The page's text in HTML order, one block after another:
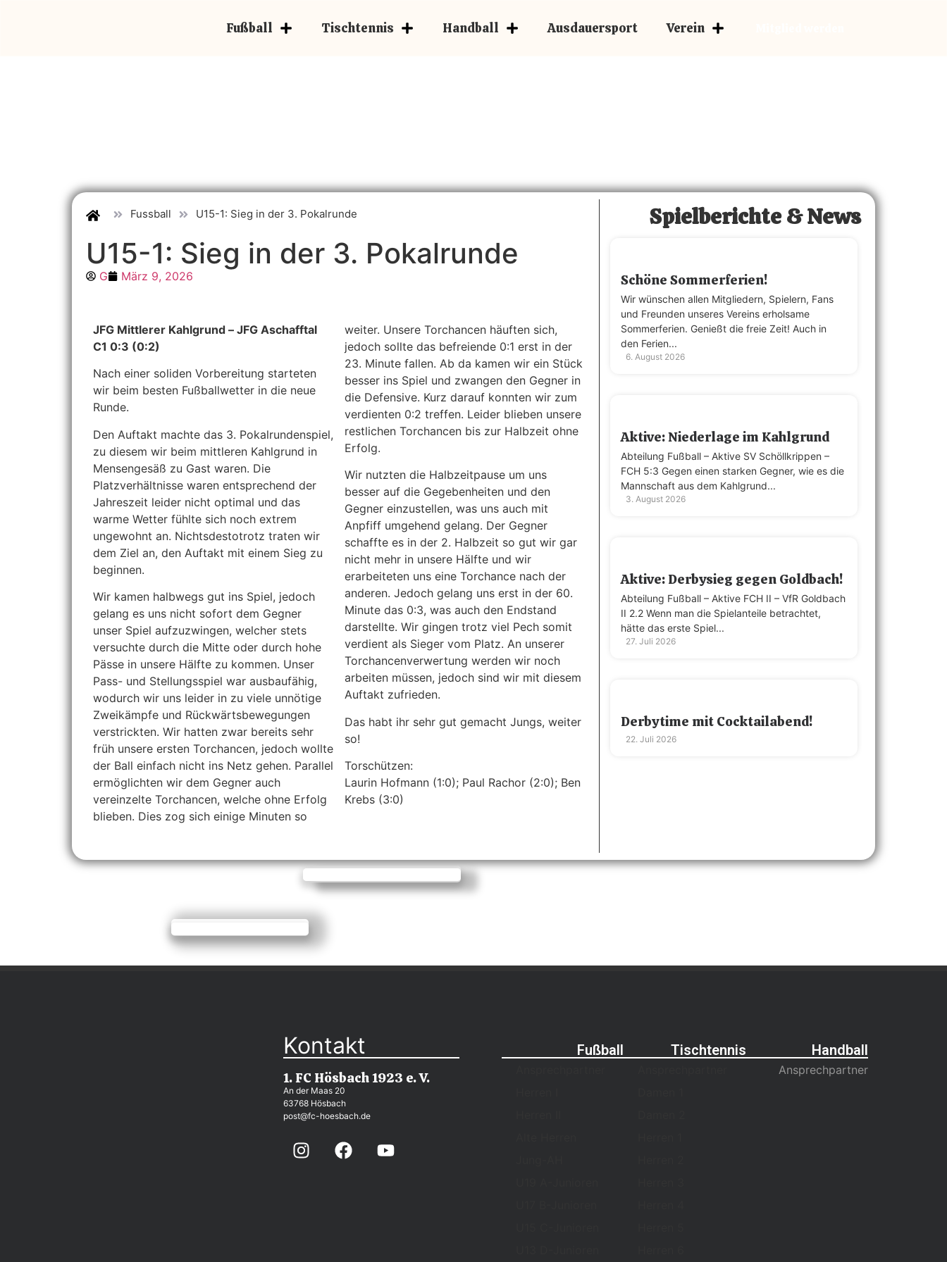
Fußball Tischtennis Handball Ausdauersport Verein
Fussball U15-1: Sieg in der 3. Pokalrunde
U15-1: Sieg in der 3. Pokalrunde
G März 9, 2026
JFG Mittlerer Kahlgrund – JFG Aschafftal
C1 0:3 (0:2)
Nach einer soliden Vorbereitung starteten
wir beim besten Fußballwetter in die neue
Runde.
Den Auftakt machte das 3. Pokalrundenspiel,
zu diesem wir beim mittleren Kahlgrund in
Mensengesäß zu Gast waren. Die
Platzverhältnisse waren entsprechend der
Jahreszeit leider nicht optimal und das
warme Wetter fühlte sich noch extrem
ungewohnt an. Nichtsdestotrotz traten wir
dem Ziel an, den Auftakt mit einem Sieg zu
beginnen.
Wir kamen halbwegs gut ins Spiel, jedoch
gelang es uns nicht sofort dem Gegner
unser Spiel aufzuzwingen, welcher stets
versuchte durch die Mitte oder durch hohe
Pässe in unsere Hälfte zu kommen. Unser
Pass- und Stellungsspiel war ausbaufähig,
wodurch wir uns leider in zu viele unnötige
Zweikämpfe und Rückwärtsbewegungen
verstrickten. Wir hatten zwar bereits sehr
früh unsere ersten Torchancen, jedoch wollte
der Ball einfach nicht ins Netz gehen. Parallel
ermöglichten wir dem Gegner auch
vereinzelte Torchancen, welche ohne Erfolg
blieben. Dies zog sich einige Minuten so
weiter. Unsere Torchancen häuften sich,
jedoch sollte das befreiende 0:1 erst in der
23. Minute fallen. Ab da kamen wir ein Stück
besser ins Spiel und zwangen den Gegner in
die Defensive. Kurz darauf konnten wir zum
verdienten 0:2 treffen. Leider blieben unsere
restlichen Torchancen bis zur Halbzeit ohne
Erfolg.
Wir nutzten die Halbzeitpause um uns
besser auf die Gegebenheiten und den
Gegner einzustellen, was uns auch mit
Anpfiff umgehend gelang. Der Gegner
schaffte es in der 2. Halbzeit so gut wir gar
nicht mehr in unsere Hälfte und wir
erarbeiteten uns eine Torchance nach der
anderen. Jedoch gelang uns erst in der 60.
Minute das 0:3, was auch den Endstand
darstellte. Wir gingen trotz viel Pech somit
verdient als Sieger vom Platz. An unserer
Torchancenverwertung werden wir noch
arbeiten müssen, jedoch sind wir mit diesem
Auftakt zufrieden.
Das habt ihr sehr gut gemacht Jungs, weiter
so!
Torschützen:
Laurin Hofmann (1:0); Paul Rachor (2:0); Ben
Krebs (3:0)
Spielberichte & News
Schöne Sommerferien!
Wir wünschen allen Mitgliedern, Spielern, Fans
und Freunden unseres Vereins erholsame
Sommerferien. Genießt die freie Zeit! Auch in
den Ferien...
6. August 2026
Aktive: Niederlage im Kahlgrund
Abteilung Fußball – Aktive SV Schöllkrippen –
FCH 5:3 Gegen einen starken Gegner, wie es die
Mannschaft aus dem Kahlgrund...
3. August 2026
Aktive: Derbysieg gegen Goldbach!
Abteilung Fußball – Aktive FCH II – VfR Goldbach
II 2.2 Wenn man die Spielanteile betrachtet,
hätte das erste Spiel...
27. Juli 2026
Derbytime mit Cocktailabend!
22. Juli 2026
Kontakt
1. FC Hösbach 1923 e. V.
An der Maas 20
63768 Hösbach
post@fc-hoesbach.de
Fußball Tischtennis Handball
Ansprechpartner